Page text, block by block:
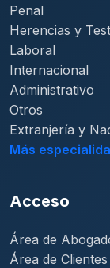
Penal
Herencias y
Laboral
Internacional
Administrativo
Otros
Extranjería y
Más
Acceso
Área de
Área de Clientes